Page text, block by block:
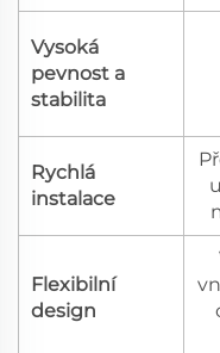
Vysoká
pevnost a
stabilita
Rychlá
instalace
Flexibilní
design